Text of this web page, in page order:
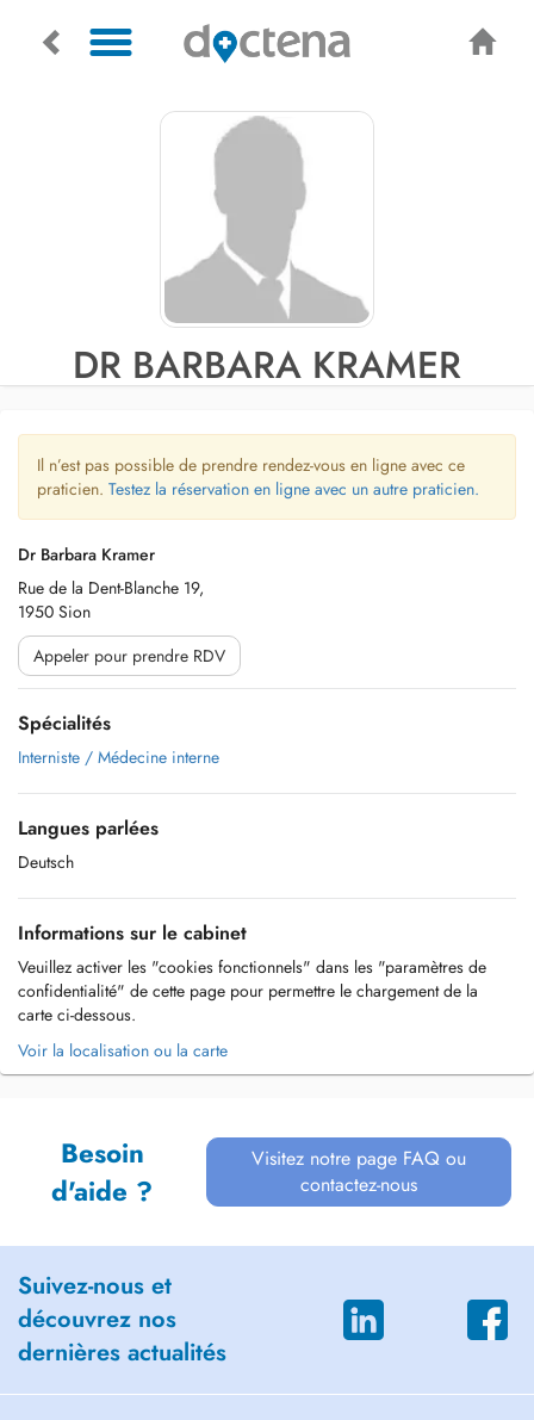
DR BARBARA KRAMER
Il n’est pas possible de prendre rendez-vous en ligne avec ce
praticien. Testez la réservation en ligne avec un autre praticien.
Dr Barbara Kramer
Rue de la Dent-Blanche 19,
1950 Sion
Appeler pour prendre RDV
Spécialités
Interniste / Médecine interne
Langues parlées
Deutsch
Informations sur le cabinet
Veuillez activer les "cookies fonctionnels" dans les "paramètres de
confidentialité" de cette page pour permettre le chargement de la
carte ci-dessous.
Voir la localisation ou la carte
Besoin
d'aide ?
Visitez notre page FAQ ou
contactez-nous
Suivez-nous et
découvrez nos
dernières actualités